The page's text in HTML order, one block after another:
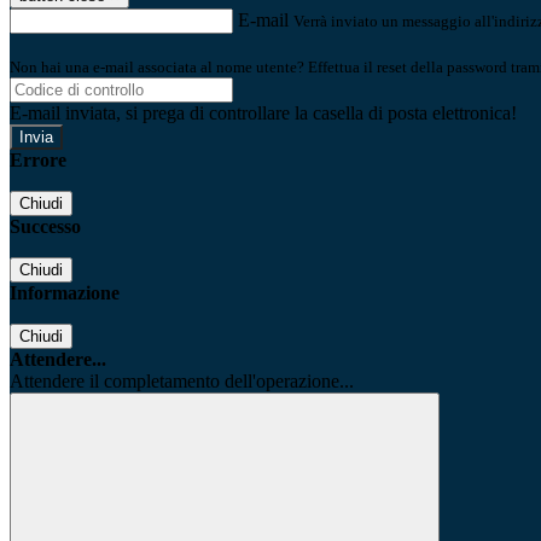
E-mail Verrà inviato un messaggio
Non hai una e-mail associata al nome utente? Effettua il reset della password
E-mail inviata, si prega di controllare la casella di posta elettronica!
Errore
Chiudi
Successo
Chiudi
Informazione
Chiudi
Attendere...
Attendere il completamento dell'operazione...